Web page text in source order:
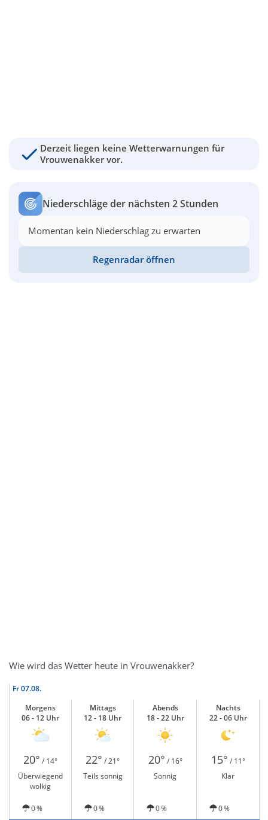
Derzeit liegen keine Wetterwarnungen für
Vrouwenakker vor.
Niederschläge der nächsten 2 Stunden
Momentan kein Niederschlag zu erwarten
Regenradar öffnen
Wie wird das Wetter heute in Vrouwenakker?
Fr07.08.
Morgens
06 - 12 Uhr
Mittags
12 - 18 Uhr
Abends
18 - 22 Uhr
Nachts
22 - 06 Uhr
20° / 14° 22° / 21° 20° / 16° 15° / 11°
Überwiegend
wolkig
Teils sonnig Sonnig Klar
0 % 0 % 0 % 0 %